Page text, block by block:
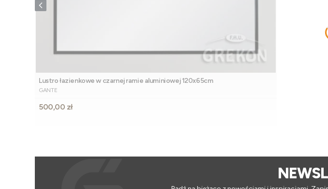
Lustro łazienkowe w czarnej ramie aluminiowej 120x65cm
PRODUCENT
GANTE
Cena
500,00 zł